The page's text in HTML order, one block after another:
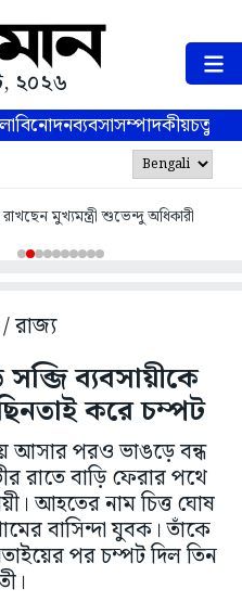
২০২৬
বিনোদনব্যবসাসম্পাদকীয়
রাখছেন মুখ্যমন্ত্রী শুভেন্দু অধিকারী
/ রাজ্য
ব্যবসায়ীকে
করে চম্পট
পরও ভাঙড়ে বন্ধ
রাতে বাড়ি ফেরার পথে
আহতের নাম চিত্ত ঘোষ
বাসিন্দা যুবক। তাঁকে
পর চম্পট দিল তিন